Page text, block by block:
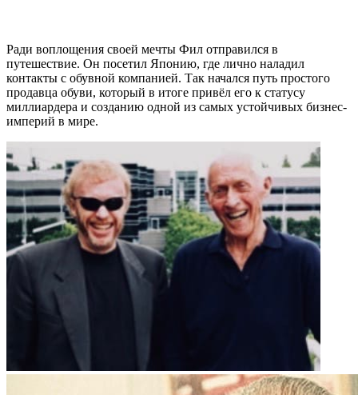
Ради воплощения своей мечты Фил отправился в
путешествие. Он посетил Японию, где лично наладил
контакты с обувной компанией. Так начался путь простого
продавца обуви, который в итоге привёл его к статусу
миллиардера и созданию одной из самых устойчивых бизнес-
империй в мире.